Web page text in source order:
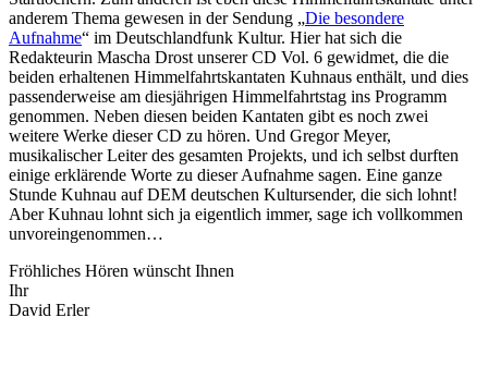
anderem Thema gewesen in der Sendung „Die besondere
Aufnahme“ im Deutschlandfunk Kultur. Hier hat sich die
Redakteurin Mascha Drost unserer CD Vol. 6 gewidmet, die die
beiden erhaltenen Himmelfahrtskantaten Kuhnaus enthält, und dies
passenderweise am diesjährigen Himmelfahrtstag ins Programm
genommen. Neben diesen beiden Kantaten gibt es noch zwei
weitere Werke dieser CD zu hören. Und Gregor Meyer,
musikalischer Leiter des gesamten Projekts, und ich selbst durften
einige erklärende Worte zu dieser Aufnahme sagen. Eine ganze
Stunde Kuhnau auf DEM deutschen Kultursender, die sich lohnt!
Aber Kuhnau lohnt sich ja eigentlich immer, sage ich vollkommen
unvoreingenommen…
Fröhliches Hören wünscht Ihnen
Ihr
David Erler